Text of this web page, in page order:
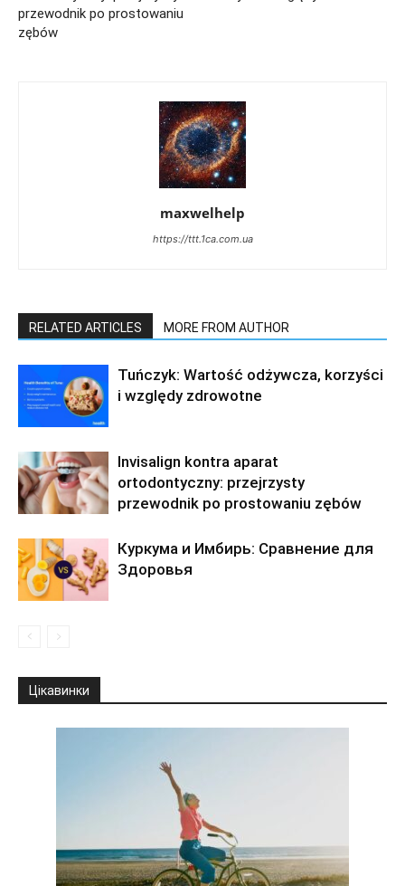
przewodnik po prostowaniu
zębów
maxwelhelp
https://ttt.1ca.com.ua
RELATED ARTICLES MORE FROM AUTHOR
Tuńczyk: Wartość odżywcza, korzyści
i względy zdrowotne
Invisalign kontra aparat
ortodontyczny: przejrzysty
przewodnik po prostowaniu zębów
Куркума и Имбирь: Сравнение для
Здоровья
Цікавинки